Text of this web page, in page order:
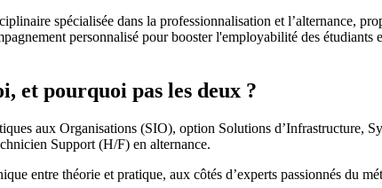
spécialisée dans la professionnalisation et l’alternance,
personnalisé pour booster l'employabilité des
et pourquoi pas les deux ?
aux Organisations (SIO), option Solutions d’Infrastructure,
Support (H/F) en alternance.
entre théorie et pratique, aux côtés d’experts passionnés du